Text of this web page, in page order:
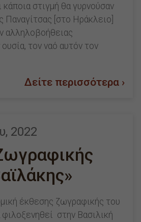
κάποια στιγμή θα γυρνούσαν
Παναγίτσας [στο Ηράκλειο]
αλληλοβοήθειας
τον ναό αυτόν τον
Δείτε περισσότερα ›
2022
έκθεσης ζωγραφικής του
στην Βασιλική